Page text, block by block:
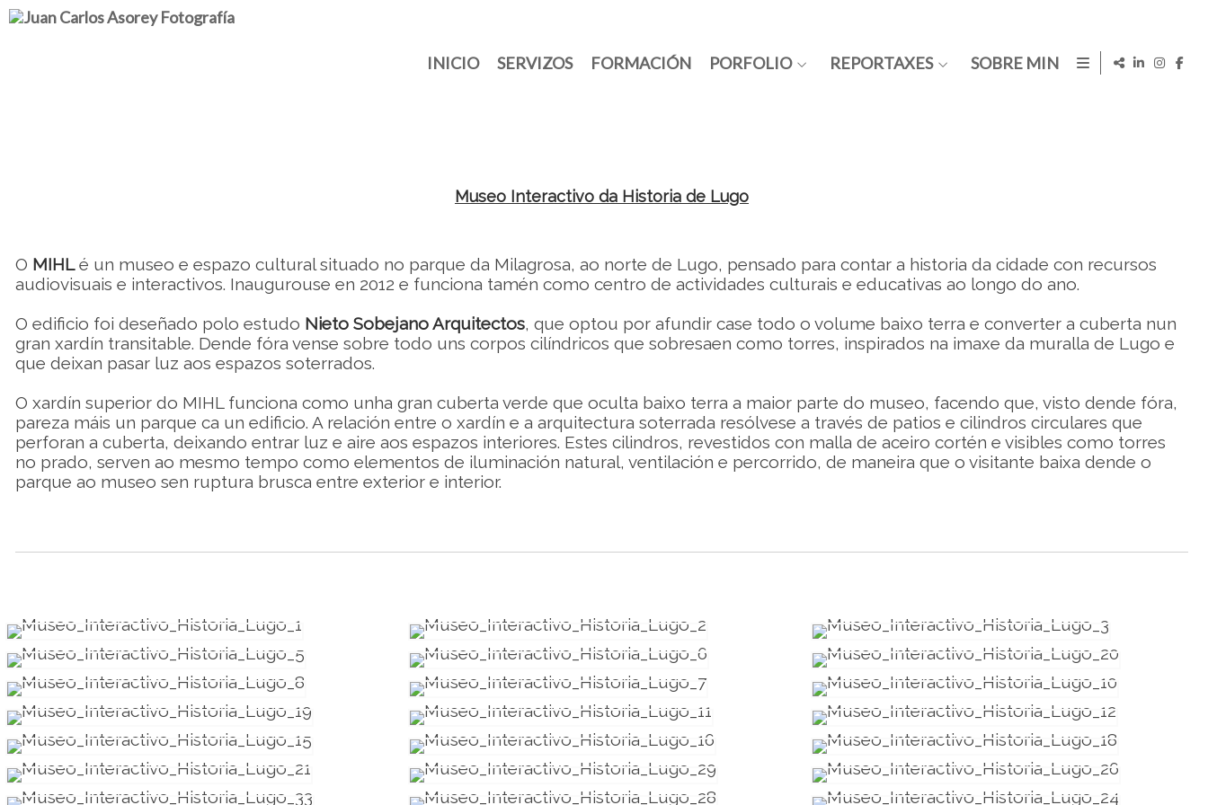
INICIO SERVIZOS FORMACIÓN PORFOLIO REPORTAXES SOBRE MIN
Museo Interactivo da Historia de Lugo
O MIHLé un museo e espazo cultural situado no parque da Milagrosa, ao norte de Lugo, pensado para contar a historia da cidade con recursos
audiovisuais e interactivos. Inaugurouse en 2012 e funciona tamén como centro de actividades culturais e educativas ao longo do ano.
O edificio foi deseñado polo estudo Nieto Sobejano Arquitectos, que optou por afundir case todo o volume baixo terra e converter a cuberta nun
gran xardín transitable. Dende fóra vense sobre todo uns corpos cilíndricos que sobresaen como torres, inspirados na imaxe da muralla de Lugo e
que deixan pasar luz aos espazos soterrados.
O xardín superior do MIHL funciona como unha gran cuberta verde que oculta baixo terra a maior parte do museo, facendo que, visto dende fóra,
pareza máis un parque ca un edificio. A relación entre o xardín e a arquitectura soterrada resólvese a través de patios e cilindros circulares que
perforan a cuberta, deixando entrar luz e aire aos espazos interiores. Estes cilindros, revestidos con malla de aceiro cortén e visibles como torres
no prado, serven ao mesmo tempo como elementos de iluminación natural, ventilación e percorrido, de maneira que o visitante baixa dende o
parque ao museo sen ruptura brusca entre exterior e interior.